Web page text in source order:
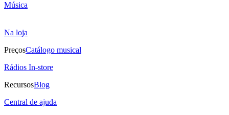
Música
Na loja
PreçosCatálogo musical
Rádios In-store
RecursosBlog
Central de ajuda